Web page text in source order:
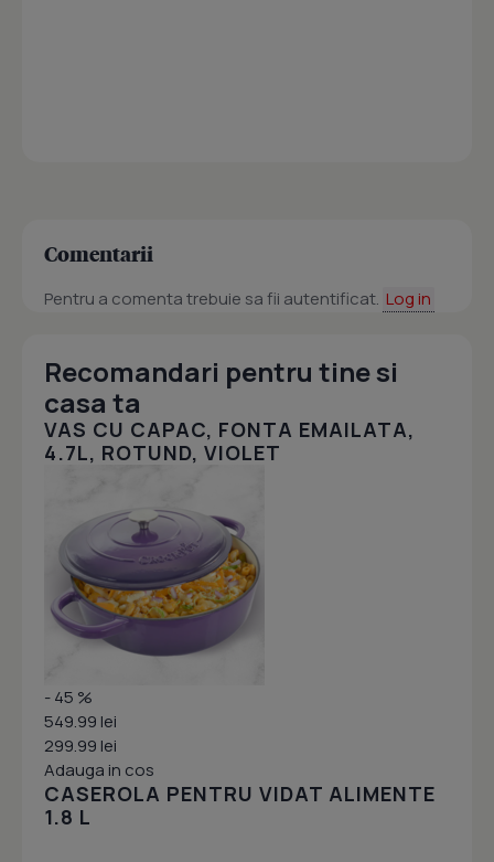
Comentarii
Pentru a comenta trebuie sa fii autentificat. Log in
Recomandari pentru tine si
casa ta
VAS CU CAPAC, FONTA EMAILATA,
4.7L, ROTUND, VIOLET
- 45 %
549.99 lei
299.99 lei
Adauga in cos
CASEROLA PENTRU VIDAT ALIMENTE
1.8 L